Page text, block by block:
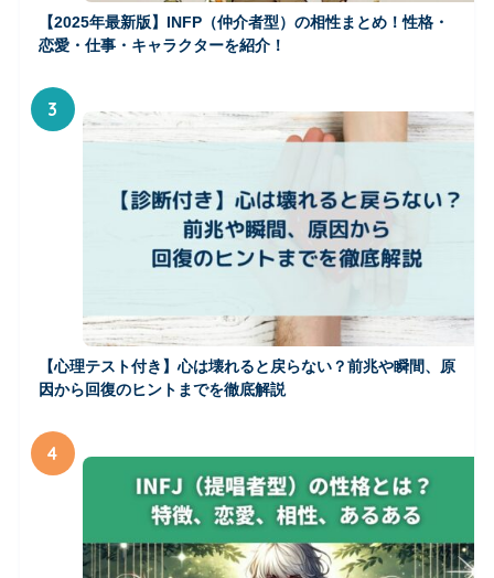
【2025年最新版】INFP（仲介者型）の相性まとめ！性格・
恋愛・仕事・キャラクターを紹介！
3
【心理テスト付き】心は壊れると戻らない？前兆や瞬間、原
因から回復のヒントまでを徹底解説
4